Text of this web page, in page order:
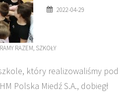
2022-04-29
RAZEM, SZKOŁY
który realizowaliśmy pod
Polska Miedź S.A., dobiegł